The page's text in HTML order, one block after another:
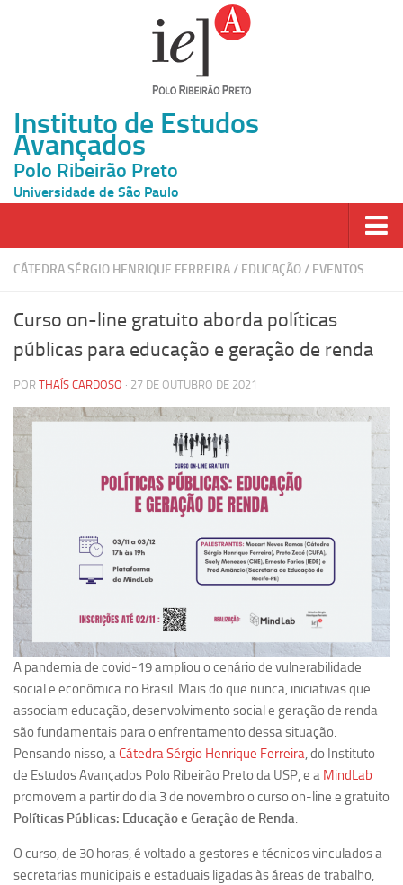
Instituto de Estudos
Avançados
Polo Ribeirão Preto
Universidade de São Paulo
Página Inicial
Inscrição
Pesquisa
Carreira Docente de Impacto
Grupo de Estudos Avançados em Tecnologia e Informação
em Saúde com foco em Populações Vulneráveis
(Confluencia)
Grupos de estudo encerrados
Grupos de Pesquisa
Criminologia Experimental e Segurança Pública
Direito e Tecnologia (Tech Law)
Grupo de Pesquisa GPUBLIC – Centro de Estudos em Gestão
e Políticas Públicas Contemporâneas
Grupos de pesquisa encerrados
Ano Sabático
Programas Ano Sabático Encerrados
CÁTEDRA SÉRGIO HENRIQUE FERREIRA/ EDUCAÇÃO/ EVENTOS
Curso on-line gratuito aborda políticas
públicas para educação e geração de renda
POR THAÍS CARDOSO · 27 DE OUTUBRO DE 2021
A pandemia de covid-19 ampliou o cenário de vulnerabilidade
social e econômica no Brasil. Mais do que nunca, iniciativas que
associam educação, desenvolvimento social e geração de renda
são fundamentais para o enfrentamento dessa situação.
Pensando nisso, a Cátedra Sérgio Henrique Ferreira, do Instituto
de Estudos Avançados Polo Ribeirão Preto da USP, e a MindLab
promovem a partir do dia 3 de novembro o curso on-line e gratuito
Políticas Públicas: Educação e Geração de Renda.
O curso, de 30 horas, é voltado a gestores e técnicos vinculados a
secretarias municipais e estaduais ligadas às áreas de trabalho,